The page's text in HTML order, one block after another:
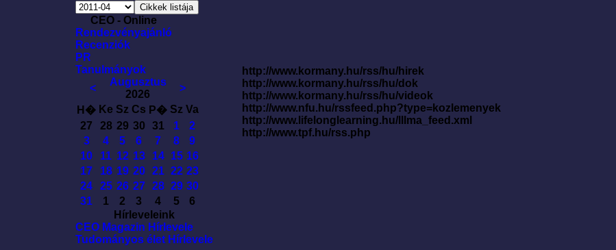
CEO - Online
Rendezvényajánló
Recenziók
PR
Tanulmányok
<
Augusztus
2026
>
H� Ke Sz Cs P� Sz Va
27
28 29 30 31 1
2
3
4 5 6 7 8
9
10
11 12 13 14 15 16
17
18 19 20 21 22 23
24
25 26 27 28 29 30
31
1 2 3 4 5
6
Hírleveleink
CEO Magazin Hírlevele
Tudományos élet Hírlevele
http://www.kormany.hu/rss/hu/hirek
http://www.kormany.hu/rss/hu/dok
http://www.kormany.hu/rss/hu/videok
http://www.nfu.hu/rssfeed.php?type=kozlemenyek
http://www.lifelonglearning.hu/lllma_feed.xml
http://www.tpf.hu/rss.php